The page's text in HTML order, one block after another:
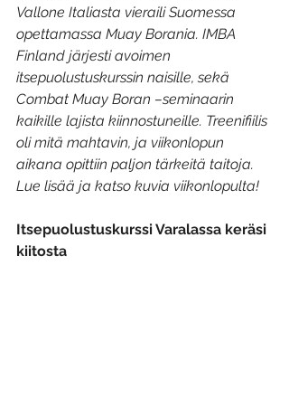
Vallone Italiasta vieraili Suomessa
opettamassa Muay Borania. IMBA
Finland järjesti avoimen
itsepuolustuskurssin naisille, sekä
Combat Muay Boran –seminaarin
kaikille lajista kiinnostuneille. Treenifiilis
oli mitä mahtavin, ja viikonlopun
aikana opittiin paljon tärkeitä taitoja.
Lue lisää ja katso kuvia viikonlopulta!
Itsepuolustuskurssi Varalassa keräsi
kiitosta